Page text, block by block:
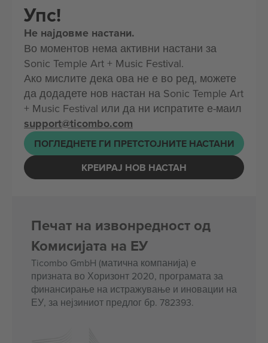
Упс!
Не најдовме настани.
Во моментов нема активни настани за
Sonic Temple Art + Music Festival.
Ако мислите дека ова не е во ред, можете
да додадете нов настан на Sonic Temple Art
+ Music Festival или да ни испратите е-маил
support@ticombo.com
ПОГЛЕДНЕТЕ ГИ ПРЕТСТОЈНИТЕ НАСТАНИ
КРЕИРАЈ НОВ НАСТАН
Печат на извонредност од
Комисијата на ЕУ
Ticombo GmbH (матична компанија) е
призната во Хоризонт 2020, програмата за
финансирање на истражување и иновации на
ЕУ, за нејзиниот предлог бр. 782393.